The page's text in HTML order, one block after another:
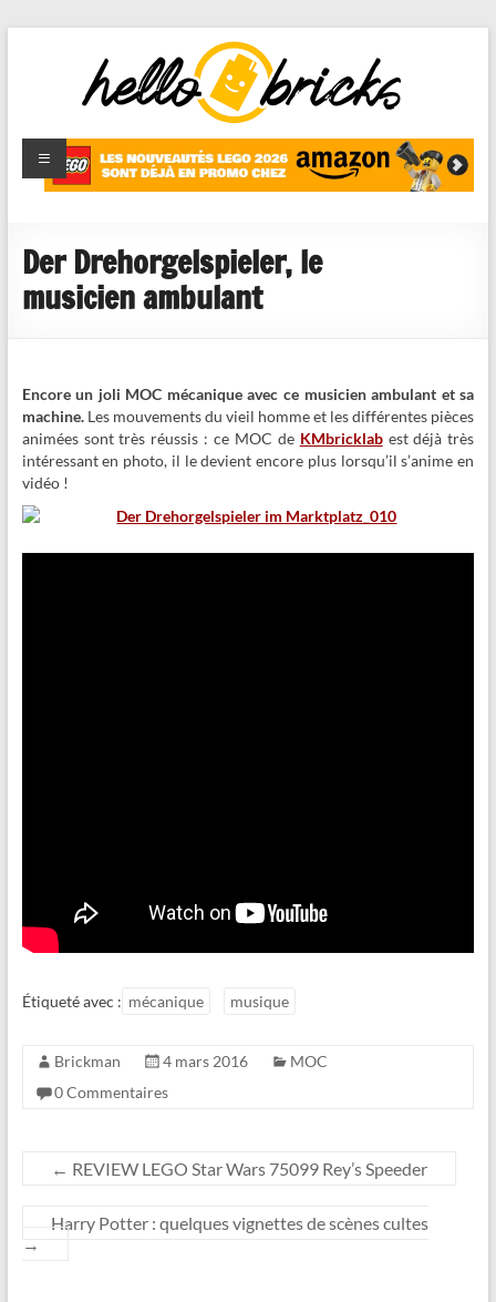
HelloBricks
Blog LEGO,
nouveaut�s
reviews
Der Drehorgelspieler, le
musicien ambulant
Encore un joli MOC mécanique avec ce musicien ambulant et sa
machine.Les mouvements du vieil homme et les différentes pièces
animées sont très réussis : ce MOC de KMbricklabest déjà très
intéressant en photo, il le devient encore plus lorsqu’il s’anime en
vidéo !
Étiqueté avec : mécanique musique
Brickman 4 mars 2016
MOC
0 Commentaires
← REVIEW LEGO Star Wars 75099 Rey’s Speeder
Harry Potter : quelques vignettes de scènes cultes
→